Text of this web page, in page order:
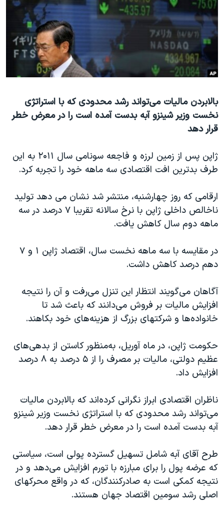
فرهنگ و زندگی
حقوق شهروندی
اقتصادی
علم و فناوری
گالری عکس
آرشیو پخش زنده
مستندها
انتخابات ریاست جمهوری آمریکا ۲۰۲۴
حمله جمهوری اسلامی به اسرائیل
رمز مهسا
اعتراضات زن، زندگی، آزادی
مجموعه مستندهای دادخواهی
تریبونال مردمی آبان ۹۸
دادگاه حمید نوری
چهل سال گروگان‌گیری
اعتراضات مردمی آبان ۹۸
اسرائیل در جنگ
همایش محافظه‌کاران آمریکا «سی‌پک»
سفر پرزیدنت ترامپ به چین
دنبال کنید
زبانهای مختلف
بالابردن ماليات می‌تواند رشد محدودی که با استراتژی
نخست وزير شينزو آبه بدست آمده است را در معرض خطر
قرار دهد
ژاپن پس از زمين لرزه و فاجعه سونامی سال ۲۰۱۱ به اين
طرف بدترين افت اقتصادی سه ماهه خود را تجربه کرد.
ارقامی که روز چهارشنبه، منتشر شد نشان می دهد تولید
ناخالص داخلی ژاپن با نرخ سالانه تقريبا ۷ درصد در سه
ماهه دوم سال کاهش یافت.
در مقايسه با سه ماهه نخست سال، اقتصاد ژاپن ۱ و ۷
دهم درصد کاهش داشت.
آگاهان می‌گويند انتظار اين تنزل می‌رفت و آن را نتیجه
افزایش مالیات بر فروش می‌دانند که باعث شد تا
خانواده‌ها و شرکتهای بزرگ از هزينه‌های خود بکاهند.
حکومت ژاپن، در ماه آوریل، به‌منظور کاستن از بدهی‌های
عظیم دولتی، مالیات بر مصرف را از ۵ درصد به ۸ درصد
افزايش داد.
ناظران اقتصادی ابراز نگرانی کرده‌اند که بالابردن ماليات
می‌تواند رشد محدودی که با استراتژی نخست وزير شينزو
آبه بدست آمده است را در معرض خطر قرار دهد.
طرح آقای آبه شامل تسهيل گسترده پولی است، سیاستی
که عرضه پول را برای مبارزه با تورم افزايش می‌دهد و در
نتیجه کمکی است به صادرکنندگان، که در واقع محرکهای
اصلی رشد سومین اقتصاد جهان هستند.